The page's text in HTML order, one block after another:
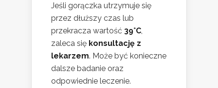
Jeśli gorączka utrzymuje się
przez dłuższy czas lub
przekracza wartość 39°C
zaleca się konsultację z
lekarzem. Może być konieczne
dalsze badanie oraz
odpowiednie leczenie.